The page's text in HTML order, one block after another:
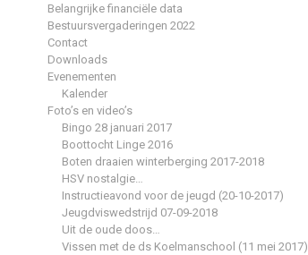
Belangrijke financiële data
Bestuursvergaderingen 2022
Contact
Downloads
Evenementen
Kalender
Foto’s en video’s
Bingo 28 januari 2017
Boottocht Linge 2016
Boten draaien winterberging 2017-2018
HSV nostalgie…
Instructieavond voor de jeugd (20-10-2017)
Jeugdviswedstrijd 07-09-2018
Uit de oude doos…
Vissen met de ds Koelmanschool (11 mei 2017)